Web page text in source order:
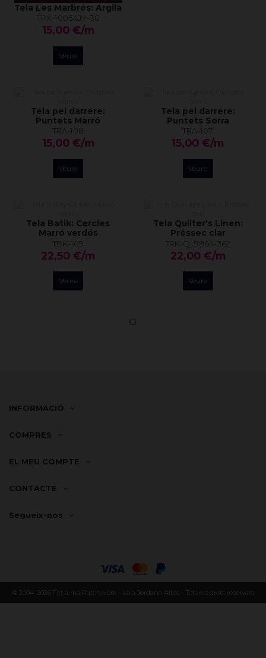
Tela Les Marbrés: Argila
TPX-10054JY-38
15,00 €/m
Veure
Tela pel darrere:
Puntets Marró
TRA-108
15,00 €/m
Veure
Tela pel darrere:
Puntets Sorra
TRA-107
15,00 €/m
Veure
Tela Batik: Cercles
Marró verdós
TBK-109
22,50 €/m
Veure
Tela Quilter's Linen:
Préssec clar
TRK-QL9864-362
22,00 €/m
Veure
INFORMACIÓ
COMPRES
EL MEU COMPTE
CONTACTE
Segueix-nos
© 2004-2026 Fet a mà Patchwork - Laia Jordana Altés - Tots els drets reservats